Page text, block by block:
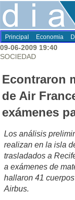
Principal Economia
09-06-2009 19:40
SOCIEDAD
Econtraron
de Air
exámenes
Los análisis
realizan en la isla
trasladados a
a exámenes de
hallaron 41
Airbus.